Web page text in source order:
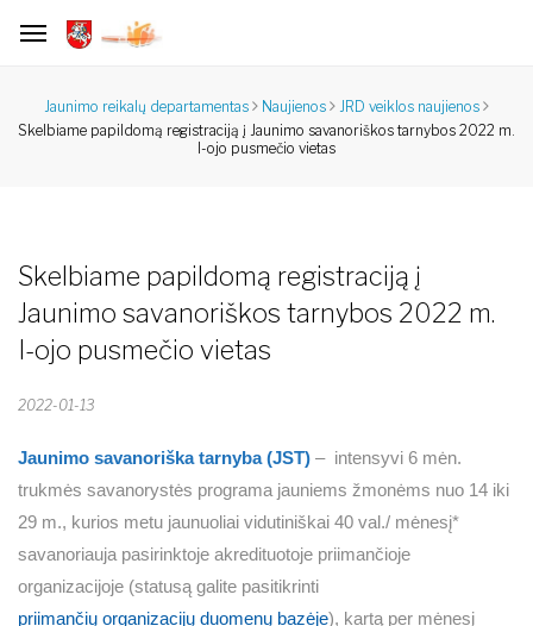
Jaunimo reikalų departamentas Naujienos
JRD veiklos naujienos
Skelbiame papildomą registraciją į Jaunimo savanoriškos tarnybos 2022 m.
I-ojo pusmečio vietas
Skelbiame papildomą registraciją į
Jaunimo savanoriškos tarnybos 2022 m.
I-ojo pusmečio vietas
2022-01-13
Jaunimo savanoriška tarnyba (JST) – intensyvi 6 mėn.
trukmės savanorystės programa jauniems žmonėms nuo 14 iki
29 m., kurios metu jaunuoliai vidutiniškai 40 val./ mėnesį*
savanoriauja pasirinktoje akredituotoje priimančioje
organizacijoje (statusą galite pasitikrinti
priimančių organizacijų duomenų bazėje), kartą per mėnesį